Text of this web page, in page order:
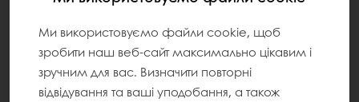
Ми використовуємо файли cookie, щоб
зробити наш веб-сайт максимально цікавим і
зручним для вас. Визначити повторні
відвідування та ваші уподобання, а також